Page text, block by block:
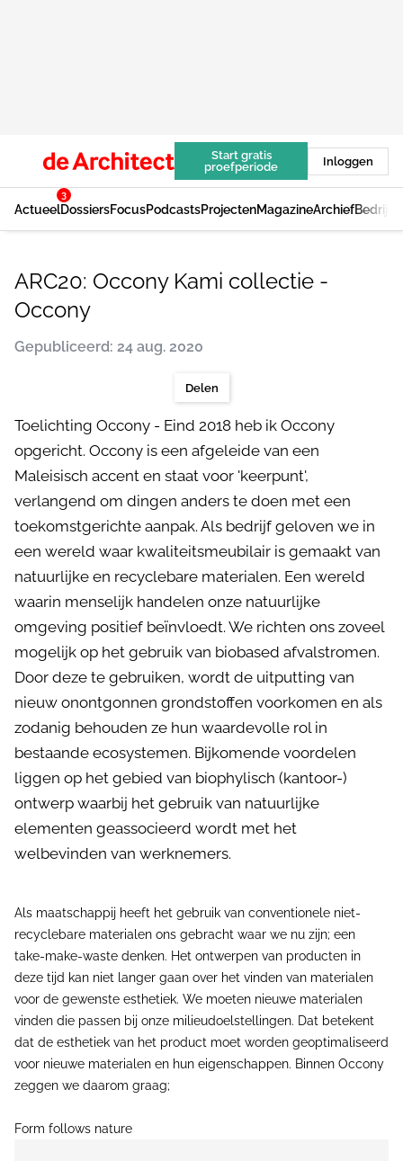
Start gratis
proefperiode
Inloggen
Actueel
3
DossiersFocusPodcastsProjectenMagazineArchief
ARC20: Occony Kami collectie -
Occony
Gepubliceerd: 24 aug. 2020
Delen
Toelichting Occony - Eind 2018 heb ik Occony
opgericht. Occony is een afgeleide van een
Maleisisch accent en staat voor 'keerpunt',
verlangend om dingen anders te doen met een
toekomstgerichte aanpak. Als bedrijf geloven we in
een wereld waar kwaliteitsmeubilair is gemaakt van
natuurlijke en recyclebare materialen. Een wereld
waarin menselijk handelen onze natuurlijke
omgeving positief beïnvloedt. We richten ons zoveel
mogelijk op het gebruik van biobased afvalstromen.
Door deze te gebruiken, wordt de uitputting van
nieuw onontgonnen grondstoffen voorkomen en als
zodanig behouden ze hun waardevolle rol in
bestaande ecosystemen. Bijkomende voordelen
liggen op het gebied van biophylisch (kantoor-)
ontwerp waarbij het gebruik van natuurlijke
elementen geassocieerd wordt met het
welbevinden van werknemers.
Als maatschappij heeft het gebruik van conventionele niet-
recyclebare materialen ons gebracht waar we nu zijn; een
take-make-waste denken. Het ontwerpen van producten in
deze tijd kan niet langer gaan over het vinden van materialen
voor de gewenste esthetiek. We moeten nieuwe materialen
vinden die passen bij onze milieudoelstellingen. Dat betekent
dat de esthetiek van het product moet worden geoptimaliseerd
voor nieuwe materialen en hun eigenschappen. Binnen Occony
zeggen we daarom graag;
Form follows nature